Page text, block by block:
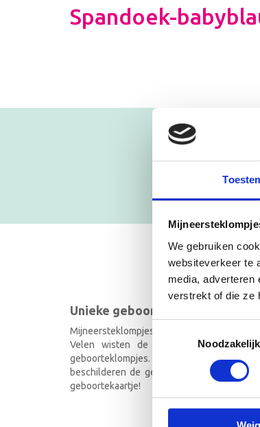
We gebruiken
websiteverkeer te
media, adverteren
verstrekt of die ze
Toestemmingsselectie
Noodzakelijk
Spandoek-
Unieke geboorteklompjes
Mijneersteklompjes.nl heeft al meer dan 15
Velen wisten de weg naar ons
geboorteklompjes. Onze
beschilderen de geboorteklompjes met
geboortekaartje!